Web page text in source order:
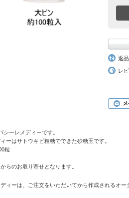
返
レ
ーレメディーです。
ーはサトウキビ粗糖でできた砂糖玉です。
粒
らのお取り寄せとなります。
ィーは、ご注文をいただいてから作成されるオ